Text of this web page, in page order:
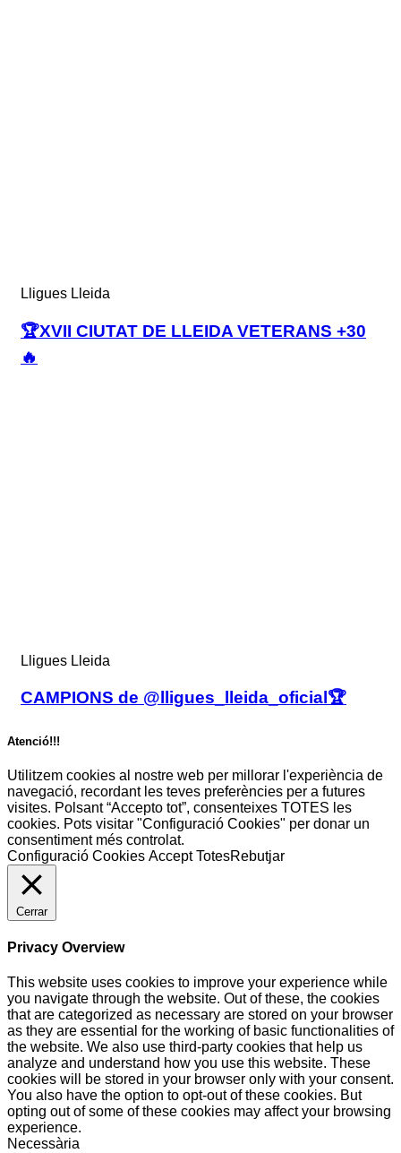
Lligues Lleida
🏆XVII CIUTAT DE LLEIDA VETERANS +30
🔥
Lligues Lleida
CAMPIONS de @lligues_lleida_oficial🏆
Atenció!!!
Utilitzem cookies al nostre web per millorar l'experiència de
navegació, recordant les teves preferències per a futures
visites. Polsant “Accepto tot”, consenteixes TOTES les
cookies. Pots visitar "Configuració Cookies" per donar un
consentiment més controlat.
Configuració Cookies Accept TotesRebutjar
Cerrar
Privacy Overview
This website uses cookies to improve your experience while
you navigate through the website. Out of these, the cookies
that are categorized as necessary are stored on your browser
as they are essential for the working of basic functionalities of
the website. We also use third-party cookies that help us
analyze and understand how you use this website. These
cookies will be stored in your browser only with your consent.
You also have the option to opt-out of these cookies. But
opting out of some of these cookies may affect your browsing
experience.
Necessària